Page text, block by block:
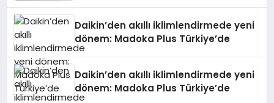
Daikin’den akıllı iklimlendirmede yeni
dönem: Madoka Plus Türkiye’de
Daikin’den akıllı iklimlendirmede yeni
dönem: Madoka Plus Türkiye’de